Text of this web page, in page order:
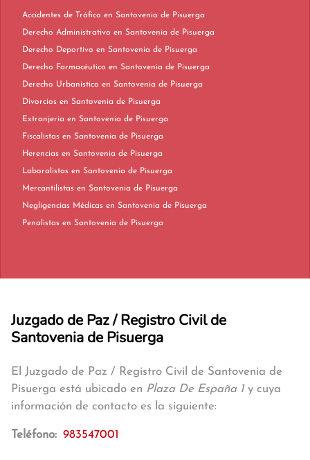
Accidentes de Tráfico en Santovenia de Pisuerga
Derecho Administrativo en Santovenia de Pisuerga
Derecho Deportivo en Santovenia de Pisuerga
Derecho Farmacéutico en Santovenia de Pisuerga
Derecho Urbanístico en Santovenia de Pisuerga
Divorcios en Santovenia de Pisuerga
Extranjería en Santovenia de Pisuerga
Fiscalistas en Santovenia de Pisuerga
Herencias en Santovenia de Pisuerga
Laboralistas en Santovenia de Pisuerga
Mercantilistas en Santovenia de Pisuerga
Negligencias Médicas en Santovenia de Pisuerga
Penalistas en Santovenia de Pisuerga
Juzgado de Paz / Registro Civil de
Santovenia de Pisuerga
El Juzgado de Paz / Registro Civil de Santovenia de
Pisuerga está ubicado en Plaza De España 1y cuya
información de contacto es la siguiente:
Teléfono: 983547001